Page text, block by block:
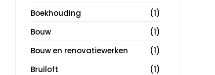
Boekhouding
(1)
Bouw
(1)
Bouw en renovatiewerken
(1)
Bruiloft
(1)